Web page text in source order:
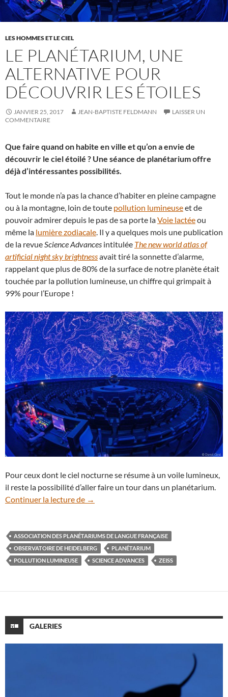
LES HOMMES ET LE CIEL
LE PLANÉTARIUM, UNE
ALTERNATIVE POUR
DÉCOUVRIR LES ÉTOILES
JANVIER 25, 2017 JEAN-BAPTISTE FELDMANN
LAISSER UN
COMMENTAIRE
Que faire quand on habite en ville et qu’on a envie de
découvrir le ciel étoilé ? Une séance de planétarium offre
déjà d’intéressantes possibilités.
Tout le monde n’a pas la chance d’habiter en pleine campagne
ou à la montagne, loin de toute pollution lumineuseet de
pouvoir admirer depuis le pas de sa porte laVoie lactéeou
même la lumière zodiacale . Il y a quelques mois une publication
de la revue Science Advances intitulée The new world atlas of
artificial night sky brightnessavait tiré la sonnette d’alarme,
rappelant que plus de 80% de la surface de notre planète était
touchée par la pollution lumineuse, un chiffre qui grimpait à
99% pour l’Europe !
Pour ceux dont le ciel nocturne se résume à un voile lumineux,
il reste la possibilité d’aller faire un tour dans un planétarium.
Continuer la lecture de Le planétarium, une alternative pour
→
ASSOCIATION DES PLANÉTARIUMS DE LANGUE FRANÇAISE
OBSERVATOIRE DE HEIDELBERG
PLANÉTARIUM
POLLUTION LUMINEUSE
SCIENCE ADVANCES ZEISS
GALERIES